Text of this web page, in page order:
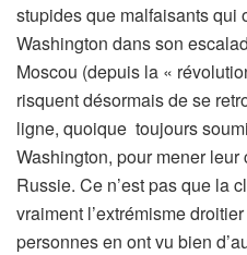
stupides que malfaisants qui
Washington dans son
Moscou (depuis la «
risquent désormais de se
ligne, quoique toujours
Washington, pour mener
Russie. Ce n’est pas que la
vraiment l’extrémisme
personnes en ont vu bien